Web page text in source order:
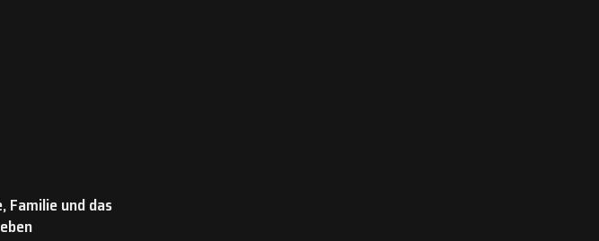
Familie und das